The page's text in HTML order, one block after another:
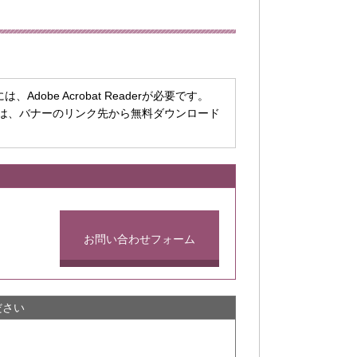
、Adobe Acrobat Readerが必要です。
バナーのリンク先から無料ダウンロード
お問い合わせフォーム
い